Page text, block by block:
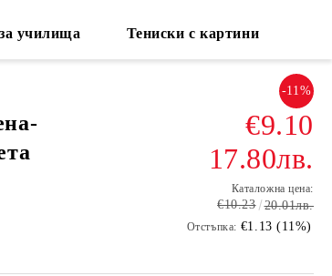
училища Тениски с картини
-11%
€9.10
17.80лв.
Каталожна цена:
€10.23 20.01лв.
Отстъпка: €1.13 (11%)